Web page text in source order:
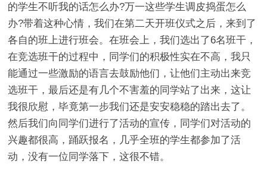
的学生不听我的话怎么办?万一这些学生调皮捣蛋怎么
办?带着这种心情，我们在第二天开班仪式之后，来到了
各自的班上进行班会。在班会上，我们选出了6名班干，
在竞选班干的过程中，同学们的积极性实在不高，我只
能通过一些激励的语言去鼓励他们，让他们主动出来竞
选班干，最后还是有几个不害羞的同学站了出来，这让
我很欣慰，毕竟第一步我们还是安安稳稳的踏出去了。
然后我们向同学们进行了活动的宣传，同学们对活动的
兴趣都很高，踊跃报名，几乎全班的学生都参加了活
动，没有一位同学落下，这很不错。